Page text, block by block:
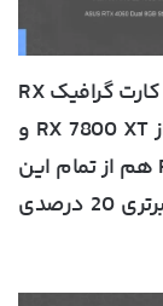
در Resident Evil 4 Remake با رزولوشن 4K کارت گرافیک RX
6800 XT با 76 فریم بر ثانیه، 7% سریع‌تر از RX 7800 XT و
10% سریع‌تر از RTX 3080 بوده. RTX 4070 هم از تمام این
کارت‌ها ضعیف‌تر بوده و RX 6800 XT با برتری 20 درصدی